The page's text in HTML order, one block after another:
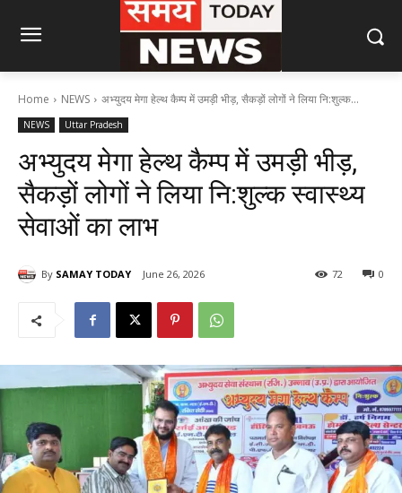
Home NEWS अभ्युदय मेगा हेल्थ कैम्प में उमड़ी भीड़, सैकड़ों लोगों ने लिया नि:शुल्क...
NEWS Uttar Pradesh
अभ्युदय मेगा हेल्थ कैम्प में उमड़ी भीड़,
सैकड़ों लोगों ने लिया नि:शुल्क स्वास्थ्य
सेवाओं का लाभ
By SAMAY TODAY June 26, 2026 0
72